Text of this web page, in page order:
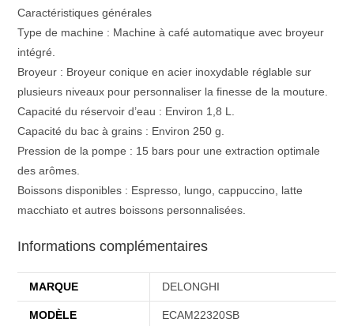
Caractéristiques générales
Type de machine : Machine à café automatique avec broyeur
intégré.
Broyeur : Broyeur conique en acier inoxydable réglable sur
plusieurs niveaux pour personnaliser la finesse de la mouture.
Capacité du réservoir d’eau : Environ 1,8 L.
Capacité du bac à grains : Environ 250 g.
Pression de la pompe : 15 bars pour une extraction optimale
des arômes.
Boissons disponibles : Espresso, lungo, cappuccino, latte
macchiato et autres boissons personnalisées.
Informations complémentaires
MARQUE DELONGHI
MODÈLE ECAM22320SB